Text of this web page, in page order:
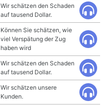
Wir schätzen den Schaden
auf tausend Dollar.
Können Sie schätzen, wie
viel Verspätung der Zug
haben wird
Wir schätzen den Schaden
auf tausend Dollar.
Wir schätzen unsere
Kunden.